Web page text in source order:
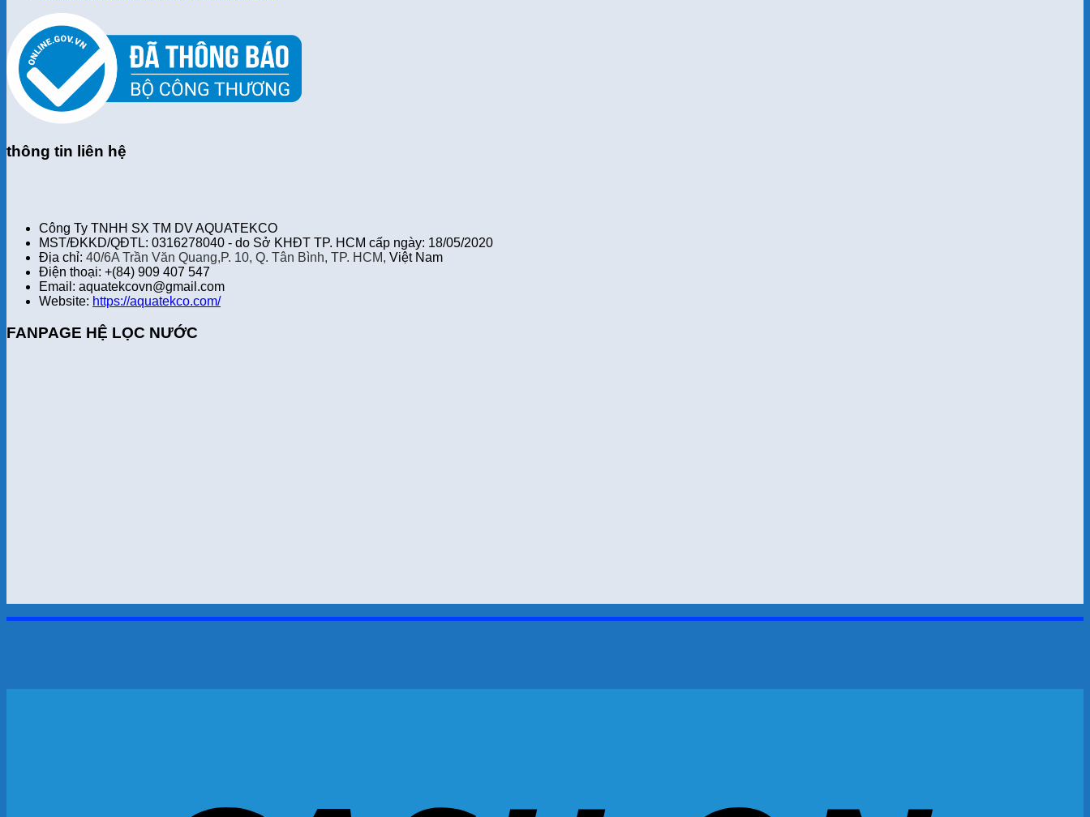
thông tin liên hệ
Công Ty TNHH SX TM DV AQUATEKCO
MST/ĐKKD/QĐTL: 0316278040 - do Sở KHĐT TP. HCM cấp ngày: 18/05/2020
Địa chỉ: 40/6A Trần Văn Quang,P. 10, Q. Tân Bình, TP. HCM, Việt Nam
Điện thoại: +(84) 909 407 547
Email: aquatekcovn@gmail.com
Website: https://aquatekco.com/
FANPAGE HỆ LỌC NƯỚC